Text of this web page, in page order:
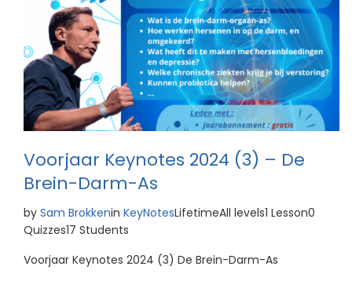
Voorjaar Keynotes 2024 (3) – De
Brein-Darm-As
by Sam Brokkenin KeyNotesLifetimeAll levels1 Lesson0
Quizzes17 Students
Voorjaar Keynotes 2024 (3) De Brein-Darm-As